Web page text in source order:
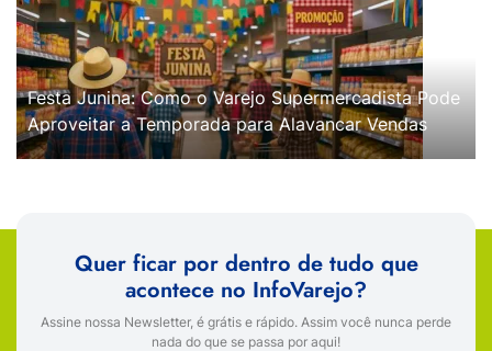
Festa Junina: Como o Varejo Supermercadista Pode
Aproveitar a Temporada para Alavancar Vendas
Quer ficar por dentro de tudo que
acontece no InfoVarejo?
Assine nossa Newsletter, é grátis e rápido. Assim você nunca perde
nada do que se passa por aqui!